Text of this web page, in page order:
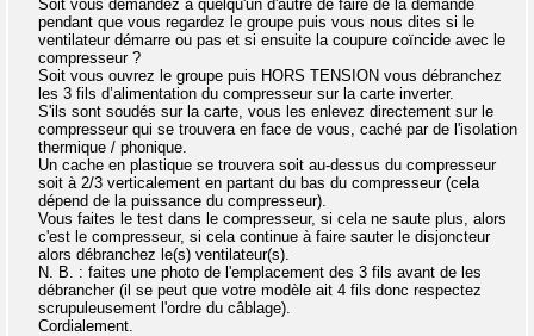
Soit vous demandez à quelqu'un d'autre de faire de la demande
pendant que vous regardez le groupe puis vous nous dites si le
ventilateur démarre ou pas et si ensuite la coupure coïncide avec le
compresseur ?
Soit vous ouvrez le groupe puis HORS TENSION vous débranchez
les 3 fils d’alimentation du compresseur sur la carte inverter.
S'ils sont soudés sur la carte, vous les enlevez directement sur le
compresseur qui se trouvera en face de vous, caché par de l'isolation
thermique / phonique.
Un cache en plastique se trouvera soit au-dessus du compresseur
soit à 2/3 verticalement en partant du bas du compresseur (cela
dépend de la puissance du compresseur).
Vous faites le test dans le compresseur, si cela ne saute plus, alors
c'est le compresseur, si cela continue à faire sauter le disjoncteur
alors débranchez le(s) ventilateur(s).
N. B. : faites une photo de l'emplacement des 3 fils avant de les
débrancher (il se peut que votre modèle ait 4 fils donc respectez
scrupuleusement l'ordre du câblage).
Cordialement.